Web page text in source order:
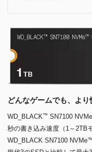
どんなゲームでも、より
WD_BLACK™ SN7100 NVMe
秒の書き込み速度（1～2TB
WD_BLACK SN7100